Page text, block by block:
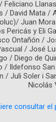
Feliciano
/ David Mata /
Juan
Pericás y Eli
Ontañón /
/ José
/ Diego de
/ Ildefonso
/ Juli Soler i
Nicolás
consultar